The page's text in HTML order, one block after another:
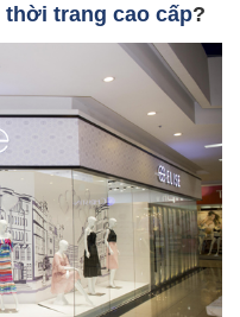
thời trang cao cấp?